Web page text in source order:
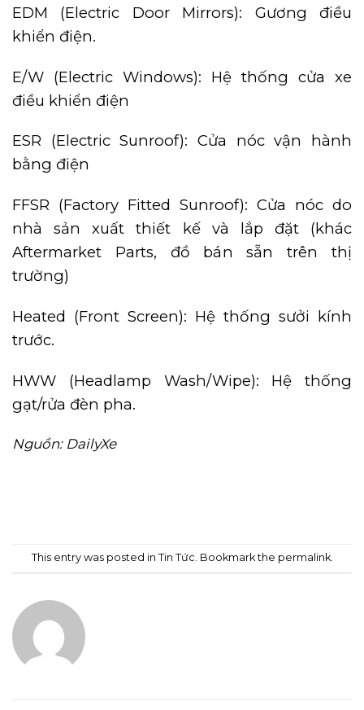
EDM (Electric Door Mirrors): Gương điều
khiển điện.
E/W (Electric Windows): Hệ thống cửa xe
điều khiển điện
ESR (Electric Sunroof): Cửa nóc vận hành
bằng điện
FFSR (Factory Fitted Sunroof): Cửa nóc do
nhà sản xuất thiết kế và lắp đặt (khác
Aftermarket Parts, đồ bán sẵn trên thị
trường)
Heated (Front Screen): Hệ thống sưởi kính
trước.
HWW (Headlamp Wash/Wipe): Hệ thống
gạt/rửa đèn pha.
Nguồn: DailyXe
This entry was posted in Tin Tức . Bookmark the permalink.